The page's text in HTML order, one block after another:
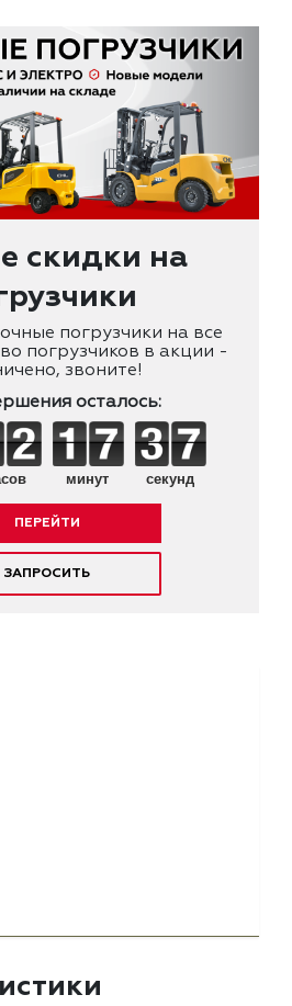
скидки на
погрузчики на все
погрузчиков в акции -
звоните!
осталось:
минут секунд
ПЕРЕЙТИ
ЗАПРОСИТЬ